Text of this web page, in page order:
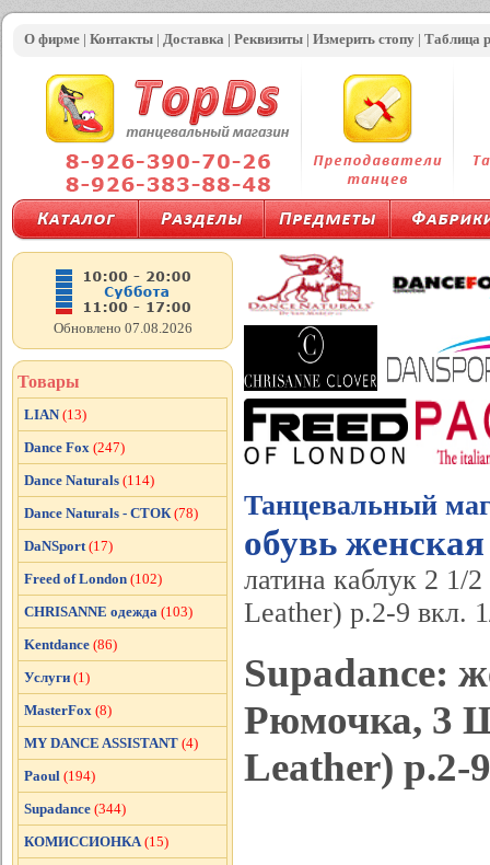
О фирме | Контакты | Доставка | Реквизиты | Измерить стопу | Таблица
Танцевальный
обувь
латина каблук 2
Leather) р.2-9 вкл.
Supadance:
Рюмочка, 3
Leather) р.2-
Обновлено 07.08.2026
Товары
LIAN (13)
Dance Fox (247)
Dance Naturals (114)
Dance Naturals - СТОК (78)
DaNSport (17)
Freed of London (102)
CHRISANNE одежда (103)
Kentdance (86)
Услуги (1)
MasterFox (8)
MY DANCE ASSISTANT (4)
Paoul (194)
Supadance (344)
КОМИССИОНКА (15)